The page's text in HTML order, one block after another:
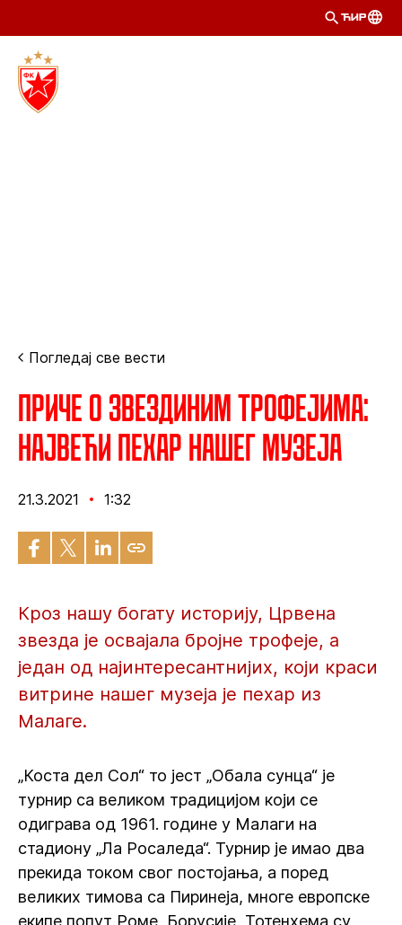
ЋИР
Погледај све вести
Приче о Звездиним трофејима:
Највећи пехар нашег музеја
21.3.2021 1:32
Кроз нашу богату историју, Црвена
звезда је освајала бројне трофеје, а
један од најинтересантнијих, који краси
витрине нашег музеја је пехар из
Малаге.
„Коста дел Сол“ то јест „Обала сунца“ је
турнир са великом традицијом који се
одиграва од 1961. године у Малаги на
стадиону „Ла Росаледа“. Турнир је имао два
прекида током свог постојања, а поред
великих тимова са Пиринеја, многе европске
екипе попут Роме, Борусије, Тотенхема су